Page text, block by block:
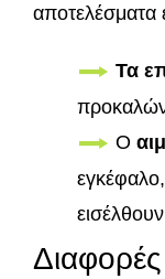
αποτελέσματα
Τα
Ο